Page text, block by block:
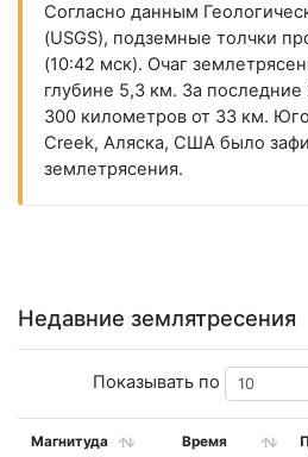
Согласно данным
(USGS), подземные толчки
(10:42 мск). Очаг
глубине 5,3 км. За последние
300 километров от 33 км.
Creek, Аляска, США было
землетрясения.
Недавние землятресения
Показывать по
Магнитуда Время